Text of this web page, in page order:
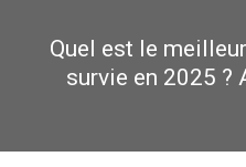
Quel est le
survie en 2025 ?